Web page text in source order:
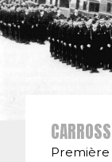
Première